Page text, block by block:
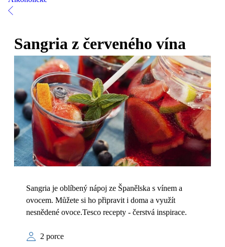
Sangria z červeného vína
Sangria je oblíbený nápoj ze Španělska s vínem a
ovocem. Můžete si ho připravit i doma a využít
nesnědené ovoce.Tesco recepty - čerstvá inspirace.
2 porce